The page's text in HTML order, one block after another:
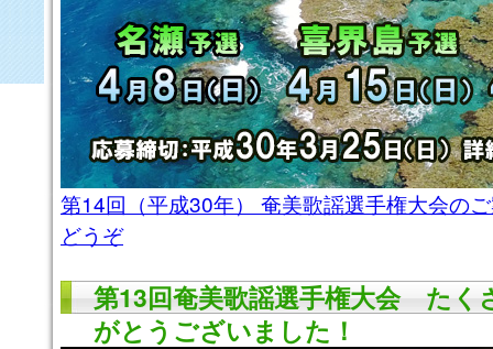
第14回（平成30年） 奄美歌謡選手権大会の
どうぞ
第13回奄美歌謡選手権大会 たく
がとうございました！